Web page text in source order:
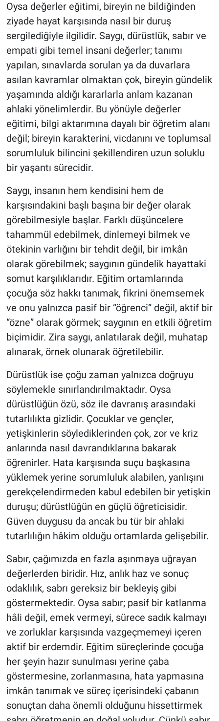
Oysa değerler eğitimi, bireyin ne bildiğinden
ziyade hayat karşısında nasıl bir duruş
sergilediğiyle ilgilidir. Saygı, dürüstlük, sabır ve
empati gibi temel insani değerler; tanımı
yapılan, sınavlarda sorulan ya da duvarlara
asılan kavramlar olmaktan çok, bireyin gündelik
yaşamında aldığı kararlarla anlam kazanan
ahlaki yönelimlerdir. Bu yönüyle değerler
eğitimi, bilgi aktarımına dayalı bir öğretim alanı
değil; bireyin karakterini, vicdanını ve toplumsal
sorumluluk bilincini şekillendiren uzun soluklu
bir yaşantı sürecidir.
Saygı, insanın hem kendisini hem de
karşısındakini başlı başına bir değer olarak
görebilmesiyle başlar. Farklı düşüncelere
tahammül edebilmek, dinlemeyi bilmek ve
ötekinin varlığını bir tehdit değil, bir imkân
olarak görebilmek; saygının gündelik hayattaki
somut karşılıklarıdır. Eğitim ortamlarında
çocuğa söz hakkı tanımak, fikrini önemsemek
ve onu yalnızca pasif bir “öğrenci” değil, aktif bir
“özne” olarak görmek; saygının en etkili öğretim
biçimidir. Zira saygı, anlatılarak değil, muhatap
alınarak, örnek olunarak öğretilebilir.
Dürüstlük ise çoğu zaman yalnızca doğruyu
söylemekle sınırlandırılmaktadır. Oysa
dürüstlüğün özü, söz ile davranış arasındaki
tutarlılıkta gizlidir. Çocuklar ve gençler,
yetişkinlerin söylediklerinden çok, zor ve kriz
anlarında nasıl davrandıklarına bakarak
öğrenirler. Hata karşısında suçu başkasına
yüklemek yerine sorumluluk alabilen, yanlışını
gerekçelendirmeden kabul edebilen bir yetişkin
duruşu; dürüstlüğün en güçlü öğreticisidir.
Güven duygusu da ancak bu tür bir ahlaki
tutarlılığın hâkim olduğu ortamlarda gelişebilir.
Sabır, çağımızda en fazla aşınmaya uğrayan
değerlerden biridir. Hız, anlık haz ve sonuç
odaklılık, sabrı gereksiz bir bekleyiş gibi
göstermektedir. Oysa sabır; pasif bir katlanma
hâli değil, emek vermeyi, sürece sadık kalmayı
ve zorluklar karşısında vazgeçmemeyi içeren
aktif bir erdemdir. Eğitim süreçlerinde çocuğa
her şeyin hazır sunulması yerine çaba
göstermesine, zorlanmasına, hata yapmasına
imkân tanımak ve süreç içerisindeki çabanın
sonuçtan daha önemli olduğunu hissettirmek